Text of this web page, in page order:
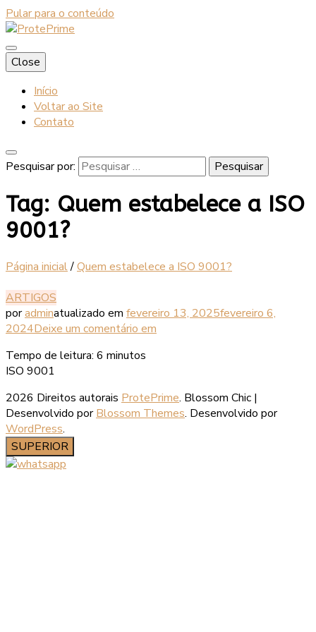
Pular para o conteúdo
ProtePrime
Blog
Close
Início
Voltar ao Site
Contato
Pesquisar por:
Tag: Quem estabelece a ISO
9001?
Página inicial/Quem estabelece a ISO 9001?
ARTIGOS
poradminatualizado em fevereiro 13, 2025fevereiro 6,
2024Deixe um comentário em
Tempo de leitura: 6 minutos
ISO 9001
2026 Direitos autorais ProtePrime. Blossom Chic |
Desenvolvido porBlossom Themes. Desenvolvido por
WordPress.
SUPERIOR